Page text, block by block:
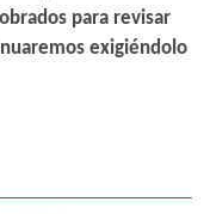
para revisar
exigiéndolo